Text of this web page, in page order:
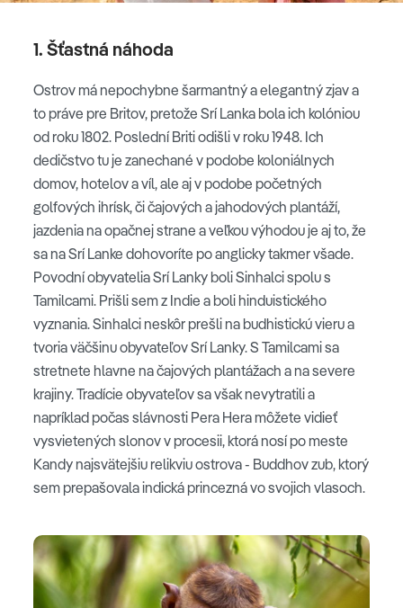
1. Šťastná náhoda
Ostrov má nepochybne šarmantný a elegantný zjav a
to práve pre Britov, pretože Srí Lanka bola ich kolóniou
od roku 1802. Poslední Briti odišli v roku 1948. Ich
dedičstvo tu je zanechané v podobe koloniálnych
domov, hotelov a víl, ale aj v podobe početných
golfových ihrísk, či čajových a jahodových plantáží,
jazdenia na opačnej strane a veľkou výhodou je aj to, že
sa na Srí Lanke dohovoríte po anglicky takmer všade.
Povodní obyvatelia Srí Lanky boli Sinhalci spolu s
Tamilcami. Prišli sem z Indie a boli hinduistického
vyznania. Sinhalci neskôr prešli na budhistickú vieru a
tvoria väčšinu obyvateľov Srí Lanky. S Tamilcami sa
stretnete hlavne na čajových plantážach a na severe
krajiny. Tradície obyvateľov sa však nevytratili a
napríklad počas slávnosti Pera Hera môžete vidieť
vysvietených slonov v procesii, ktorá nosí po meste
Kandy najsvätejšiu relikviu ostrova - Buddhov zub, ktorý
sem prepašovala indická princezná vo svojich vlasoch.